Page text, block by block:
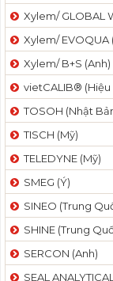
Xylem/ GLOBAL
Xylem/ EVOQUA
Xylem/ B+S (Anh)
vietCALIB® (Hiệu
TOSOH (Nhật
TISCH (Mỹ)
TELEDYNE (Mỹ)
SMEG (Ý)
SINEO (Trung
SHINE (Trung
SERCON (Anh)
SEAL